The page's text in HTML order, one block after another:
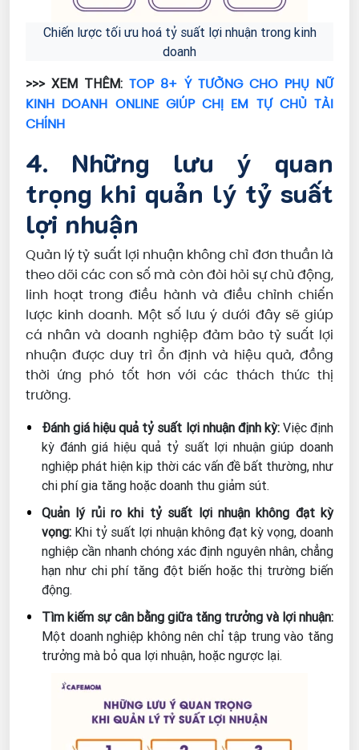
Chiến lược tối ưu hoá tỷ suất lợi nhuận trong kinh
doanh
>>> XEM THÊM:TOP 8+ Ý TƯỞNG CHO PHỤ NỮ
KINH DOANH ONLINE GIÚP CHỊ EM TỰ CHỦ TÀI
CHÍNH
4. Những lưu ý quan
trọng khi quản lý tỷ suất
lợi nhuận
Quản lý tỷ suất lợi nhuận không chỉ đơn thuần là
theo dõi các con số mà còn đòi hỏi sự chủ động,
linh hoạt trong điều hành và điều chỉnh chiến
lược kinh doanh. Một số lưu ý dưới đây sẽ giúp
cá nhân và doanh nghiệp đảm bảo tỷ suất lợi
nhuận được duy trì ổn định và hiệu quả, đồng
thời ứng phó tốt hơn với các thách thức thị
trường.
Đánh giá hiệu quả tỷ suất lợi nhuận định kỳ:Việc định
kỳ đánh giá hiệu quả tỷ suất lợi nhuận giúp doanh
nghiệp phát hiện kịp thời các vấn đề bất thường, như
chi phí gia tăng hoặc doanh thu giảm sút.
Quản lý rủi ro khi tỷ suất lợi nhuận không đạt kỳ
vọng: Khi tỷ suất lợi nhuận không đạt kỳ vọng, doanh
nghiệp cần nhanh chóng xác định nguyên nhân, chẳng
hạn như chi phí tăng đột biến hoặc thị trường biến
động.
Tìm kiếm sự cân bằng giữa tăng trưởng và lợi nhuận:
Một doanh nghiệp không nên chỉ tập trung vào tăng
trưởng mà bỏ qua lợi nhuận, hoặc ngược lại.